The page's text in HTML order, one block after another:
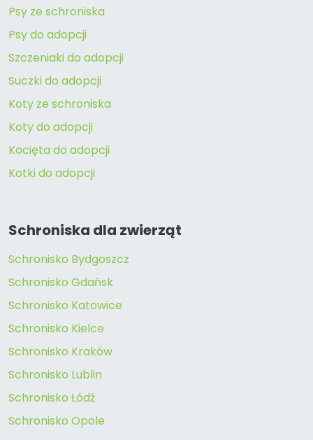
Psy ze schroniska
Psy do adopcji
Szczeniaki do adopcji
Suczki do adopcji
Koty ze schroniska
Koty do adopcji
Kocięta do adopcji
Kotki do adopcji
Schroniska dla zwierząt
Schronisko Bydgoszcz
Schronisko Gdańsk
Schronisko Katowice
Schronisko Kielce
Schronisko Kraków
Schronisko Lublin
Schronisko Łódź
Schronisko Opole